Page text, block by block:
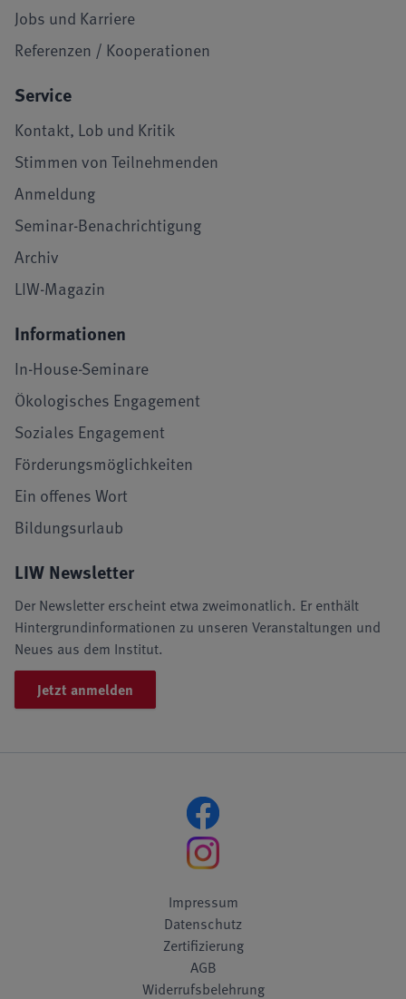
Jobs und Karriere
Referenzen / Kooperationen
Service
Kontakt, Lob und Kritik
Stimmen von Teilnehmenden
Anmeldung
Seminar-Benachrichtigung
Archiv
LIW-Magazin
Informationen
In-House-Seminare
Ökologisches Engagement
Soziales Engagement
Förderungsmöglichkeiten
Ein offenes Wort
Bildungsurlaub
LIW Newsletter
Der Newsletter erscheint etwa zweimonatlich. Er enthält
Hintergrundinformationen zu unseren Veranstaltungen und
Neues aus dem Institut.
Jetzt anmelden
Impressum
Datenschutz
Zertifizierung
AGB
Widerrufsbelehrung